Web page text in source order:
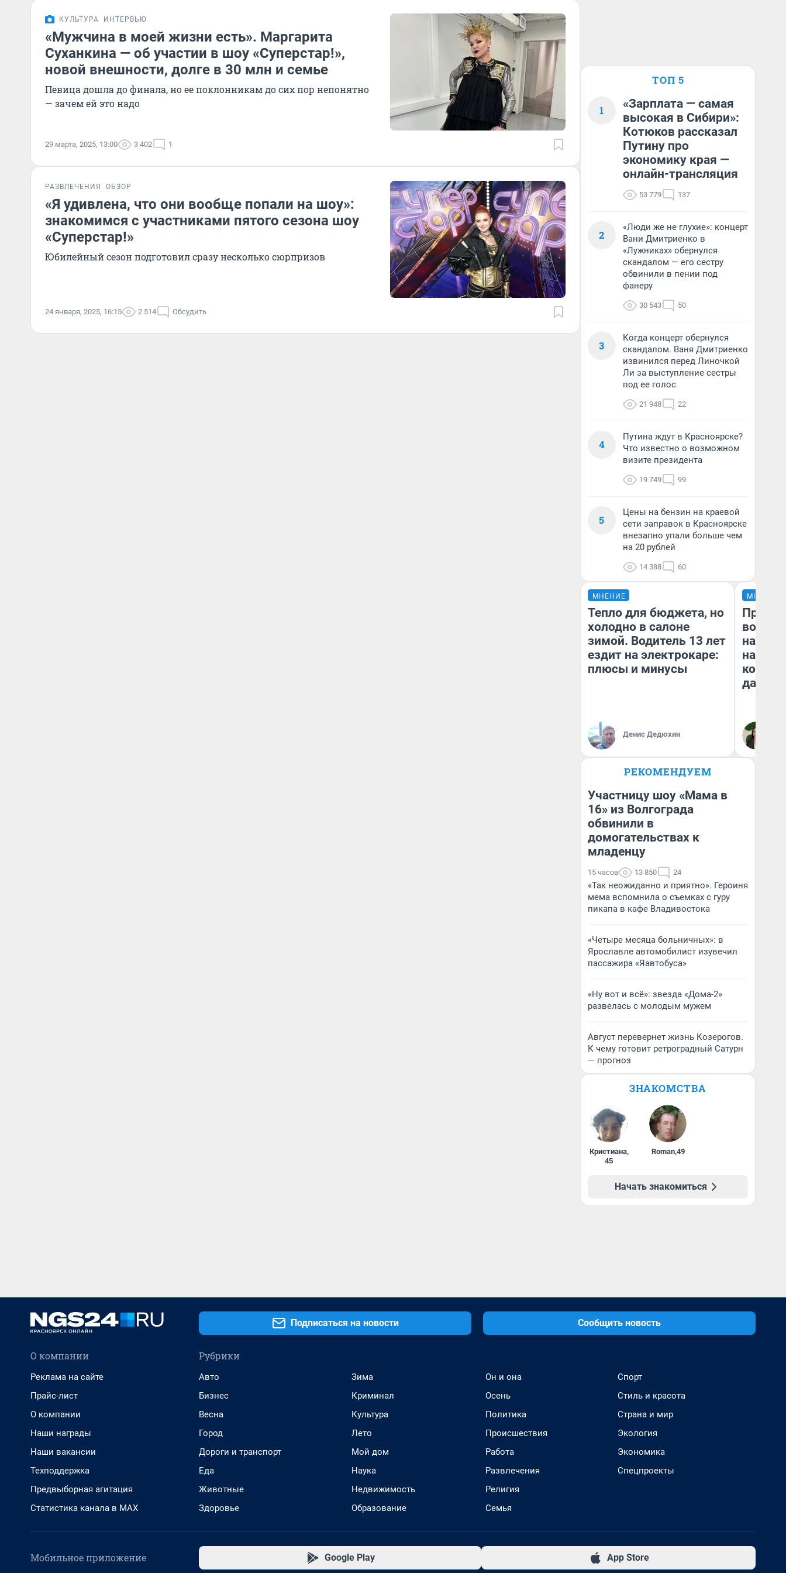
КУЛЬТУРА ИНТЕРВЬЮ
«Мужчина в моей жизни есть». Маргарита
Суханкина — об участии в шоу «Суперстар!»,
новой внешности, долге в 30 млн и семье
Певица дошла до финала, но ее поклонникам до сих пор непонятно
— зачем ей это надо
29 марта, 2025, 13:00 3 402 1
РАЗВЛЕЧЕНИЯ ОБЗОР
«Я удивлена, что они вообще попали на шоу»:
знакомимся с участниками пятого сезона шоу
«Суперстар!»
Юбилейный сезон подготовил сразу несколько сюрпризов
24 января, 2025, 16:15 2 514 Обсудить
ТОП 5
1
«Зарплата — самая
высокая в Сибири»:
Котюков рассказал
Путину про
экономику края —
онлайн-трансляция
53 779 137
2
«Люди же не глухие»: концерт
Вани Дмитриенко в
«Лужниках» обернулся
скандалом — его сестру
обвинили в пении под
фанеру
30 543 50
3
Когда концерт обернулся
скандалом. Ваня Дмитриенко
извинился перед Линочкой
Ли за выступление сестры
под ее голос
21 948 22
4
Путина ждут в Красноярске?
Что известно о возможном
визите президента
19 749 99
5
Цены на бензин на краевой
сети заправок в Красноярске
внезапно упали больше чем
на 20 рублей
14 388 60
МНЕНИЕ
Тепло для бюджета, но
холодно в салоне
зимой. Водитель 13 лет
ездит на электрокаре:
плюсы и минусы
Денис Дедюхин
МНЕНИЕ
нам
даже
РЕКОМЕНДУЕМ
Участницу шоу «Мама в
16» из Волгограда
обвинили в
домогательствах к
младенцу
15 часов 13 850 24
«Так неожиданно и приятно». Героиня
мема вспомнила о съемках с гуру
пикапа в кафе Владивостока
«Четыре месяца больничных»: в
Ярославле автомобилист изувечил
пассажира «Яавтобуса»
«Ну вот и всё»: звезда «Дома-2»
развелась с молодым мужем
Август перевернет жизнь Козерогов.
К чему готовит ретроградный Сатурн
— прогноз
ЗНАКОМСТВА
Кристиана,
45
Roman,49
Начать знакомиться
Подписаться на новости Сообщить новость
О компании
Реклама на сайте
Прайс-лист
О компании
Наши награды
Наши вакансии
Техподдержка
Предвыборная агитация
Статистика канала в MAX
Рубрики
Авто
Бизнес
Весна
Город
Дороги и транспорт
Еда
Животные
Здоровье
Зима
Криминал
Культура
Лето
Мой дом
Наука
Недвижимость
Образование
Он и она
Осень
Политика
Происшествия
Работа
Развлечения
Религия
Семья
Спорт
Стиль и красота
Страна и мир
Экология
Экономика
Спецпроекты
Мобильное приложение Google Play App Store